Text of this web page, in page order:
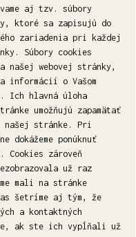
aj tzv. súbory
ktoré sa zapisujú do
zariadenia pri každej
Súbory cookies
našej webovej stránky,
informácií o Vašom
Ich hlavná úloha
umožňujú zapamätať
našej stránke. Pri
dokážeme ponúknuť
zároveň
už raz
mali na stránke
šetríme aj tým, že
a kontaktných
ak ste ich vypĺňali už